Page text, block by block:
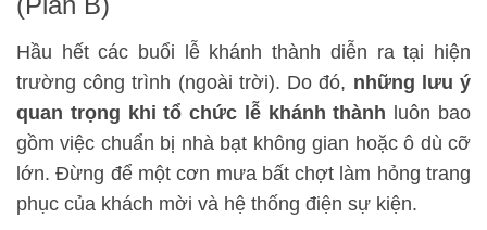
Hầu hết các buổi lễ khánh thành diễn ra tại hiện
trường công trình (ngoài trời). Do đó, những lưu ý
quan trọng khi tổ chức lễ khánh thành luôn bao
gồm việc chuẩn bị nhà bạt không gian hoặc ô dù cỡ
lớn. Đừng để một cơn mưa bất chợt làm hỏng trang
phục của khách mời và hệ thống điện sự kiện.